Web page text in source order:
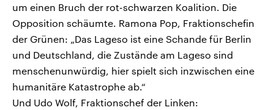
um einen Bruch der rot-schwarzen Koalition. Die
Opposition schäumte. Ramona Pop, Fraktionschefin
der Grünen: „Das Lageso ist eine Schande für Berlin
und Deutschland, die Zustände am Lageso sind
menschenunwürdig, hier spielt sich inzwischen eine
humanitäre Katastrophe ab.“
Und Udo Wolf, Fraktionschef der Linken: